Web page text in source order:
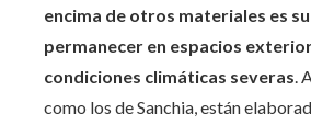
encima de otros materiales es
permanecer en espacios
condiciones climáticas severas.
como los de Sanchia, están